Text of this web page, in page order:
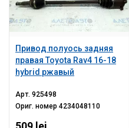
Привод полуось задняя
правая Toyota Rav4 16-18
hybrid ржавый
Арт.925498
Ориг. номер4234048110